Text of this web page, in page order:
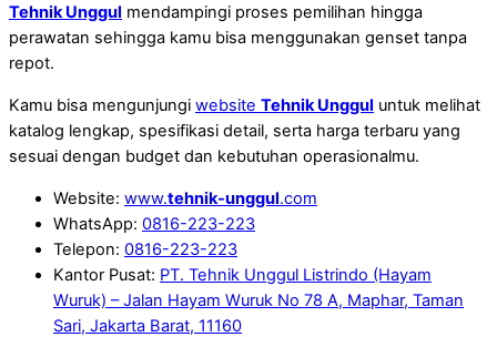
Tehnik Unggul mendampingi proses pemilihan hingga
perawatan sehingga kamu bisa menggunakan genset tanpa
repot.
Kamu bisa mengunjungi website Tehnik Unggul untuk melihat
katalog lengkap, spesifikasi detail, serta harga terbaru yang
sesuai dengan budget dan kebutuhan operasionalmu.
Website: www.tehnik-unggul.com
WhatsApp: 0816-223-223
Telepon: 0816-223-223
Kantor Pusat: PT. Tehnik Unggul Listrindo (Hayam
Wuruk) – Jalan Hayam Wuruk No 78 A, Maphar, Taman
Sari, Jakarta Barat, 11160